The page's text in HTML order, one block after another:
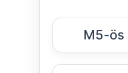
M5-ös